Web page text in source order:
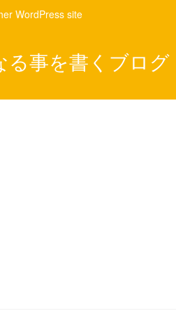
WordPress site
る事を書くブログ